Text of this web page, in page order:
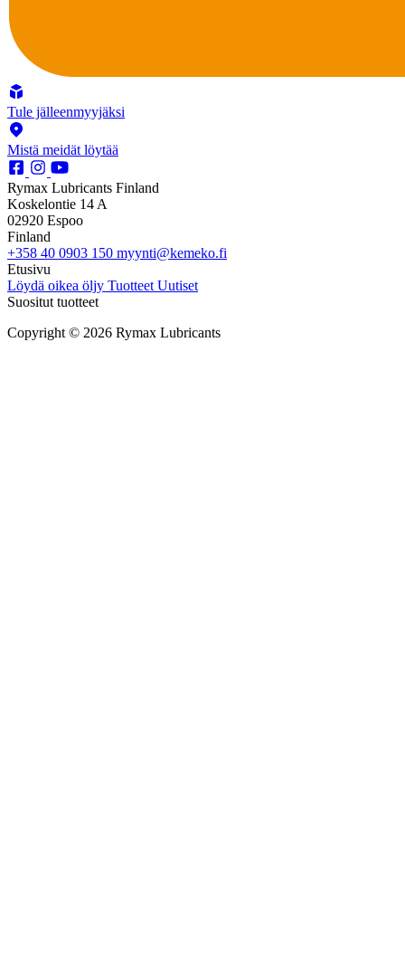
Tule jälleenmyyjäksi
Mistä meidät löytää
Rymax Lubricants Finland
Koskelontie 14 A
02920 Espoo
Finland
+358 40 0903 150 myynti@kemeko.fi
Etusivu
Löydä oikea öljy Tuotteet Uutiset
Suositut tuotteet
Copyright © 2026 Rymax Lubricants